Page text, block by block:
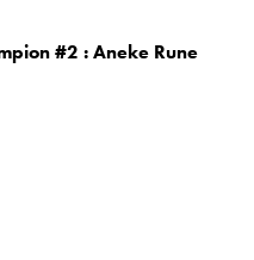
#2 : Aneke Rune